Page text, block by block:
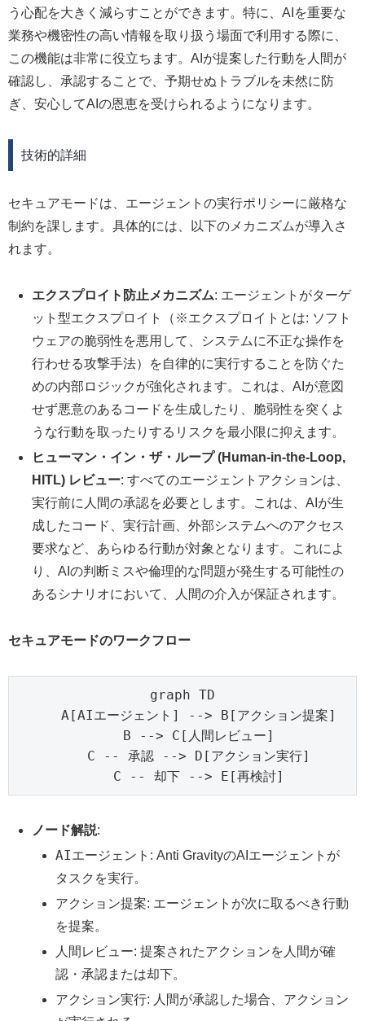
う心配を大きく減らすことができます。特に、AIを重要な
業務や機密性の高い情報を取り扱う場面で利用する際に、
この機能は非常に役立ちます。AIが提案した行動を人間が
確認し、承認することで、予期せぬトラブルを未然に防
ぎ、安心してAIの恩恵を受けられるようになります。
技術的詳細
セキュアモードは、エージェントの実行ポリシーに厳格な
制約を課します。具体的には、以下のメカニズムが導入さ
れます。
エクスプロイト防止メカニズム: エージェントがターゲ
ット型エクスプロイト（※エクスプロイトとは: ソフト
ウェアの脆弱性を悪用して、システムに不正な操作を
行わせる攻撃手法）を自律的に実行することを防ぐた
めの内部ロジックが強化されます。これは、AIが意図
せず悪意のあるコードを生成したり、脆弱性を突くよ
うな行動を取ったりするリスクを最小限に抑えます。
ヒューマン・イン・ザ・ループ (Human-in-the-Loop,
HITL) レビュー: すべてのエージェントアクションは、
実行前に人間の承認を必要とします。これは、AIが生
成したコード、実行計画、外部システムへのアクセス
要求など、あらゆる行動が対象となります。これによ
り、AIの判断ミスや倫理的な問題が発生する可能性の
あるシナリオにおいて、人間の介入が保証されます。
セキュアモードのワークフロー
graph TD
    A[AIエージェント] --> B[アクション提案]
    B --> C[人間レビュー]
    C -- 承認 --> D[アクション実行]
    C -- 却下 --> E[再検討]
ノード解説:
AIエージェント : Anti GravityのAIエージェントが
タスクを実行。
アクション提案: エージェントが次に取るべき行動
を提案。
人間レビュー: 提案されたアクションを人間が確
認・承認または却下。
アクション実行: 人間が承認した場合、アクション